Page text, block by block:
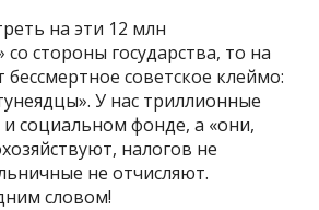
на эти 12 млн
со стороны государства, то на
советское клеймо:
У нас триллионные
социальном фонде, а «они,
налогов не
не отчисляют.
словом!